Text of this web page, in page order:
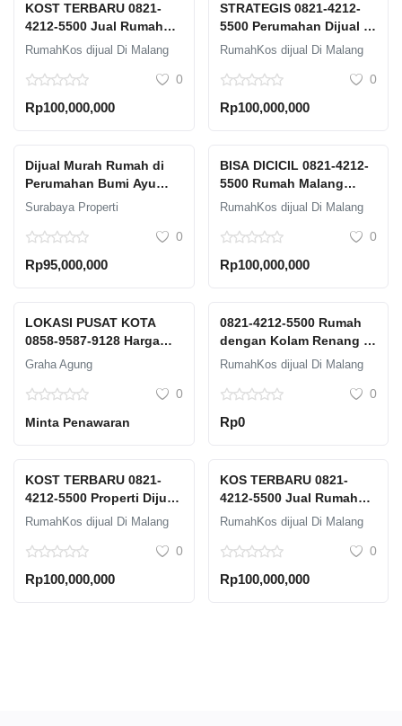
KOST TERBARU 0821-
4212-5500 Jual Rumah
Malang 13 Kamar 3
HIghland Potensi Passive
RumahKos dijual Di Malang
0
Rp100,000,000
STRATEGIS 0821-4212-
5500 Perumahan Dijual di
Malang Graha Agung
RumahKos dijual Di Malang
0
Rp100,000,000
Dijual Murah Rumah di
Perumahan Bumi Ayu
Dawuhan Situbondo
Surabaya Properti
0
Rp95,000,000
BISA DICICIL 0821-4212-
5500 Rumah Malang
Dijual Murah Graha
RumahKos dijual Di Malang
0
Rp100,000,000
LOKASI PUSAT KOTA
0858-9587-9128 Harga
Perumahan Perumahan
Minimalis Malang
Graha Agung
0
Minta Penawaran
0821-4212-5500 Rumah
dengan Kolam Renang di
Graha Agung Malang
RumahKos dijual Di Malang
0
Rp0
KOST TERBARU 0821-
4212-5500 Properti Dijual
di Malang Graha Agung
RumahKos dijual Di Malang
0
Rp100,000,000
KOS TERBARU 0821-
4212-5500 Jual Rumah
Malang 3 M Graha Agung
RumahKos dijual Di Malang
0
Rp100,000,000